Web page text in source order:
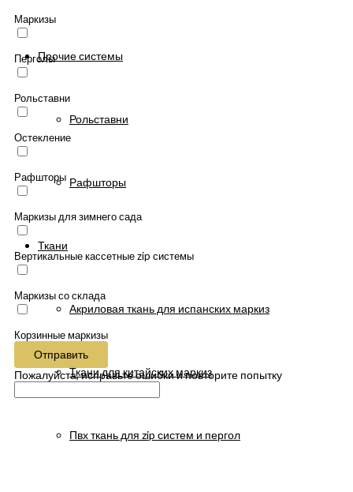
Прочие системы
Рольставни
Рафшторы
Ткани
Акриловая ткань для испанских маркиз
Ткани для китайских маркиз
Пвх ткань для zip систем и пергол
Маркизы
Перголы
Рольставни
Остекление
Рафшторы
Маркизы для зимнего сада
Вертикальные кассетные zip системы
Маркизы со склада
Корзинные маркизы
Отправить
Пожалуйста, исправьте ошибки и повторите попытку